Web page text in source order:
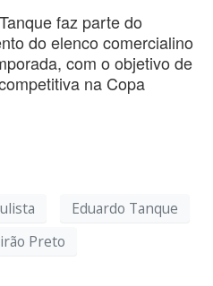
faz parte do
do elenco comercialino
com o objetivo de
na Copa
Eduardo Tanque
Preto